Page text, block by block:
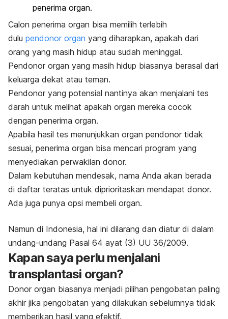
penerima organ.
Calon penerima organ bisa memilih terlebih
dulu pendonor organ yang diharapkan, apakah dari
orang yang masih hidup atau sudah meninggal.
Pendonor organ yang masih hidup biasanya berasal dari
keluarga dekat atau teman.
Pendonor yang potensial nantinya akan menjalani tes
darah untuk melihat apakah organ mereka cocok
dengan penerima organ.
Apabila hasil tes menunjukkan organ pendonor tidak
sesuai, penerima organ bisa mencari program yang
menyediakan perwakilan donor.
Dalam kebutuhan mendesak, nama Anda akan berada
di daftar teratas untuk diprioritaskan mendapat donor.
Ada juga punya opsi membeli organ.
Namun di Indonesia, hal ini dilarang dan diatur di dalam
undang-undang Pasal 64 ayat (3) UU 36/2009.
Kapan saya perlu menjalani
transplantasi organ?
Donor organ biasanya menjadi pilihan pengobatan paling
akhir jika pengobatan yang dilakukan sebelumnya tidak
memberikan hasil yang efektif.